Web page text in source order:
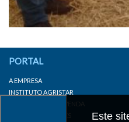
Este
PORTAL
A EMPRESA
INSTITUTO AGRISTAR
DISTRIBUIDOR/REVENDA
LINKS IMPORTANTES